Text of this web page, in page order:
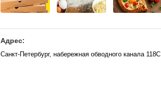
Адрес:
Санкт-Петербург, набережная обводного канала 118С